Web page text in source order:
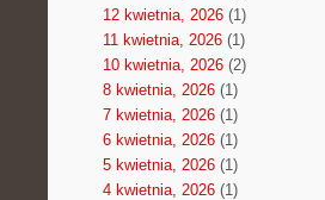
12 kwietnia, 2026(1)
11 kwietnia, 2026(1)
10 kwietnia, 2026(2)
8 kwietnia, 2026(1)
7 kwietnia, 2026(1)
6 kwietnia, 2026(1)
5 kwietnia, 2026(1)
4 kwietnia, 2026(1)